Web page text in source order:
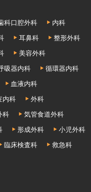
科口腔外科
内科
耳鼻科
整形外科
美容外科
吸器内科
循環器内科
血液内科
内科
外科
科
気管食道外科
形成外科
小児外科
臨床検査科
救急科